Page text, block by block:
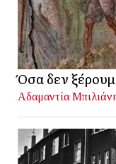
Όσα δεν
Αδαμαντία